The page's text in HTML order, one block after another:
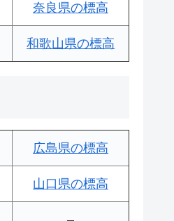
奈良県の標高
和歌山県の標高
広島県の標高
山口県の標高